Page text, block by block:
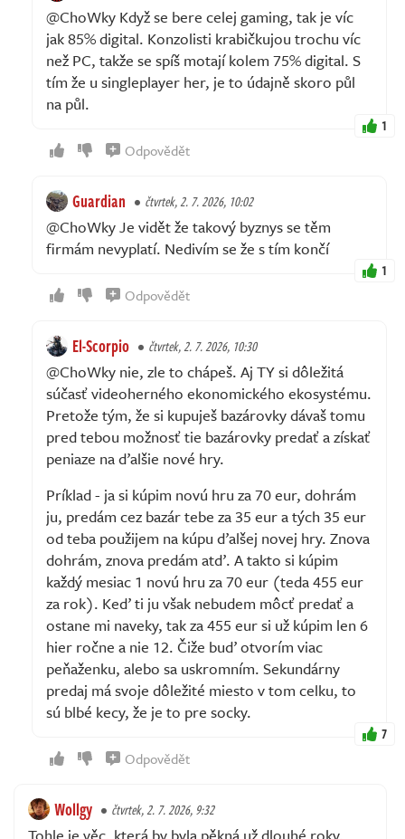
@ChoWky Když se bere celej gaming, tak je víc
jak 85% digital. Konzolisti krabičkujou trochu víc
než PC, takže se spíš motají kolem 75% digital. S
tím že u singleplayer her, je to údajně skoro půl
na půl.
1
Odpovědět
Guardian čtvrtek, 2. 7. 2026, 10:02
@ChoWky Je vidět že takový byznys se těm
firmám nevyplatí. Nedivím se že s tím končí
1
Odpovědět
El-Scorpio čtvrtek, 2. 7. 2026, 10:30
@ChoWky nie, zle to chápeš. Aj TY si dôležitá
súčasť videoherného ekonomického ekosystému.
Pretože tým, že si kupuješ bazárovky dávaš tomu
pred tebou možnosť tie bazárovky predať a získať
peniaze na ďalšie nové hry.
Príklad - ja si kúpim novú hru za 70 eur, dohrám
ju, predám cez bazár tebe za 35 eur a tých 35 eur
od teba použijem na kúpu ďalšej novej hry. Znova
dohrám, znova predám atď. A takto si kúpim
každý mesiac 1 novú hru za 70 eur (teda 455 eur
za rok). Keď ti ju však nebudem môcť predať a
ostane mi naveky, tak za 455 eur si už kúpim len 6
hier ročne a nie 12. Čiže buď otvorím viac
peňaženku, alebo sa uskromním. Sekundárny
predaj má svoje dôležité miesto v tom celku, to
sú blbé kecy, že je to pre socky.
7
Odpovědět
Wollgy čtvrtek, 2. 7. 2026, 9:32